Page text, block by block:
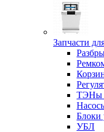
Запчасти
ТЭНы
Блоки
УБЛ